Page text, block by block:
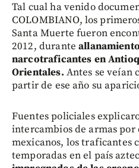
Tal cual ha venido
COLOMBIANO, los
Santa Muerte fueron
2012, durante
narcotraficantes en
Orientales. Antes se veían
partir de ese año su
Fuentes policiales
intercambios de armas por
mexicanos, los traficantes
temporadas en el país